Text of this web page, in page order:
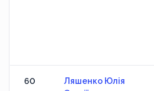
60
Ляшенко Юлія